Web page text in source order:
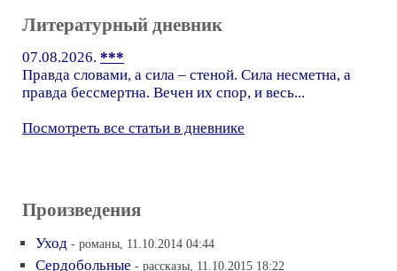
Литературный дневник
07.08.2026. ***
Правда словами, а сила – стеной. Сила несметна, а
правда бессмертна. Вечен их спор, и весь...
Посмотреть все статьи в дневнике
Произведения
Уход - романы, 11.10.2014 04:44
Сердобольные - рассказы, 11.10.2015 18:22